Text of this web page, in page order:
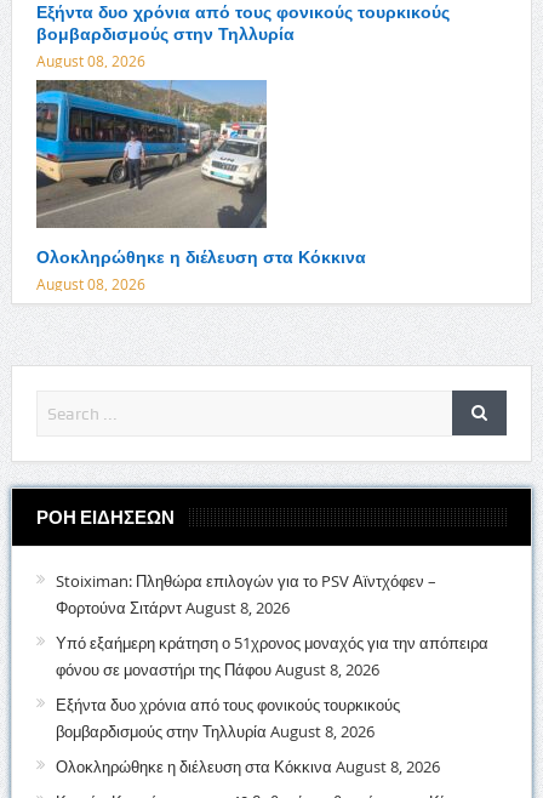
Εξήντα δυο χρόνια από τους φονικούς τουρκικούς
βομβαρδισμούς στην Τηλλυρία
August 08, 2026
Ολοκληρώθηκε η διέλευση στα Κόκκινα
August 08, 2026
ΡΟΗ ΕΙΔΗΣΕΩΝ
Stoiximan: Πληθώρα επιλογών για το PSV Αϊντχόφεν –
Φορτούνα ΣιτάρντAugust 8, 2026
Υπό εξαήμερη κράτηση ο 51χρονος μοναχός για την απόπειρα
φόνου σε μοναστήρι της ΠάφουAugust 8, 2026
Εξήντα δυο χρόνια από τους φονικούς τουρκικούς
βομβαρδισμούς στην Τηλλυρία August 8, 2026
Ολοκληρώθηκε η διέλευση στα Κόκκινα August 8, 2026